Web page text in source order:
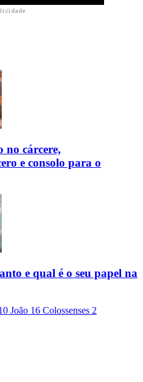
no cárcere,
e consolo para o
e qual é o seu papel na
João 16 Colossenses 2